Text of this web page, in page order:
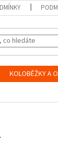
KOLOBĚŽKY A